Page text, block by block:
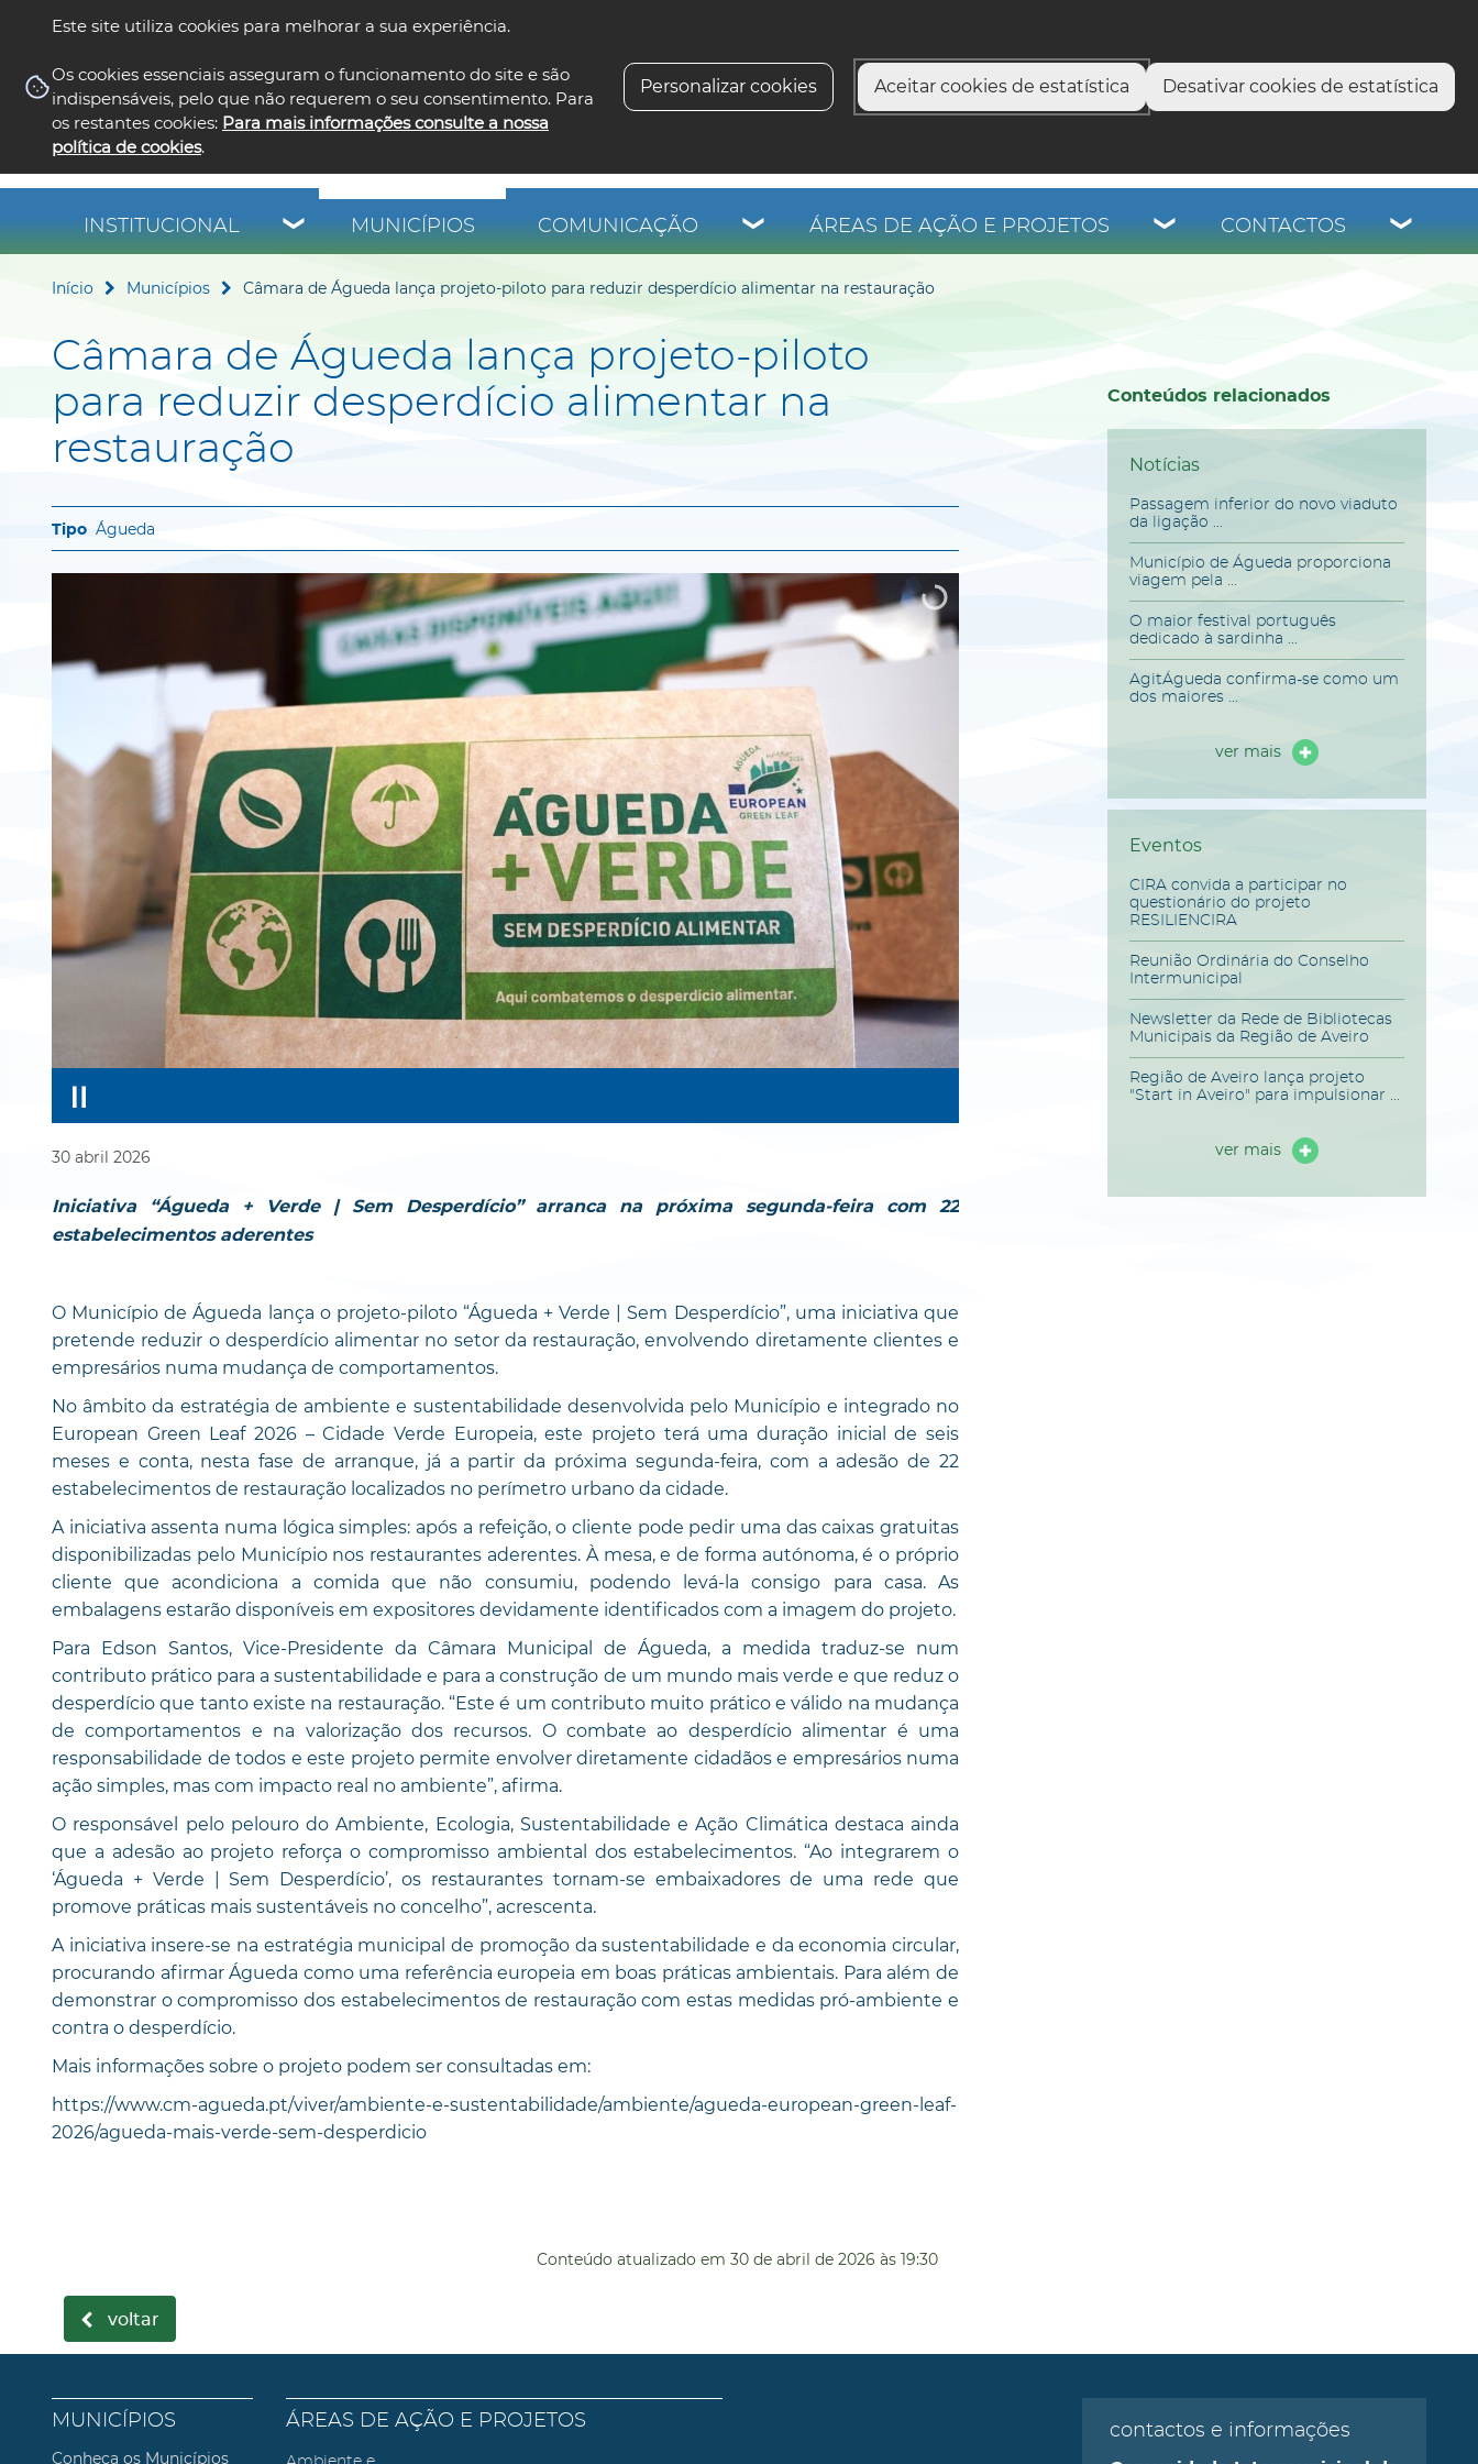
Este site utiliza cookies para melhorar a sua experiência.
Os cookies essenciais asseguram o funcionamento do site e são
indispensáveis, pelo que não requerem o seu consentimento. Para
os restantes cookies: Para mais informações consulte a nossa
política de cookies.
Personalizar cookies Aceitar cookies de estatística Desativar cookies de estatística
INSTITUCIONAL MUNICÍPIOS COMUNICAÇÃO ÁREAS DE AÇÃO E PROJETOS CONTACTOS
Início Municípios Câmara de Águeda lança projeto-piloto para reduzir desperdício alimentar na restauração
Câmara de Águeda lança projeto-piloto
para reduzir desperdício alimentar na
restauração
Águeda
30 abril 2026
Iniciativa “Águeda + Verde | Sem Desperdício” arranca na próxima segunda-feira com 22
estabelecimentos aderentes
O Município de Águeda lança o projeto-piloto “Águeda + Verde | Sem Desperdício”, uma iniciativa que
pretende reduzir o desperdício alimentar no setor da restauração, envolvendo diretamente clientes e
empresários numa mudança de comportamentos.
No âmbito da estratégia de ambiente e sustentabilidade desenvolvida pelo Município e integrado no
European Green Leaf 2026 – Cidade Verde Europeia, este projeto terá uma duração inicial de seis
meses e conta, nesta fase de arranque, já a partir da próxima segunda-feira, com a adesão de 22
estabelecimentos de restauração localizados no perímetro urbano da cidade.
A iniciativa assenta numa lógica simples: após a refeição, o cliente pode pedir uma das caixas gratuitas
disponibilizadas pelo Município nos restaurantes aderentes. À mesa, e de forma autónoma, é o próprio
cliente que acondiciona a comida que não consumiu, podendo levá-la consigo para casa. As
embalagens estarão disponíveis em expositores devidamente identificados com a imagem do projeto.
Para Edson Santos, Vice-Presidente da Câmara Municipal de Águeda, a medida traduz-se num
contributo prático para a sustentabilidade e para a construção de um mundo mais verde e que reduz o
desperdício que tanto existe na restauração. “Este é um contributo muito prático e válido na mudança
de comportamentos e na valorização dos recursos. O combate ao desperdício alimentar é uma
responsabilidade de todos e este projeto permite envolver diretamente cidadãos e empresários numa
ação simples, mas com impacto real no ambiente”, afirma.
O responsável pelo pelouro do Ambiente, Ecologia, Sustentabilidade e Ação Climática destaca ainda
que a adesão ao projeto reforça o compromisso ambiental dos estabelecimentos. “Ao integrarem o
‘Águeda + Verde | Sem Desperdício’, os restaurantes tornam-se embaixadores de uma rede que
promove práticas mais sustentáveis no concelho”, acrescenta.
A iniciativa insere-se na estratégia municipal de promoção da sustentabilidade e da economia circular,
procurando afirmar Águeda como uma referência europeia em boas práticas ambientais. Para além de
demonstrar o compromisso dos estabelecimentos de restauração com estas medidas pró-ambiente e
contra o desperdício.
Mais informações sobre o projeto podem ser consultadas em:
https://www.cm-agueda.pt/viver/ambiente-e-sustentabilidade/ambiente/agueda-european-green-leaf-
2026/agueda-mais-verde-sem-desperdicio
Conteúdos relacionados
Notícias
Passagem inferior do novo viaduto
da ligação ...
Município de Águeda proporciona
viagem pela ...
O maior festival português
dedicado à sardinha ...
AgitÁgueda confirma-se como um
dos maiores ...
ver mais
Eventos
CIRA convida a participar no
questionário do projeto
RESILIENCIRA
Reunião Ordinária do Conselho
Intermunicipal
Newsletter da Rede de Bibliotecas
Municipais da Região de Aveiro
Região de Aveiro lança projeto
"Start in Aveiro" para impulsionar ...
ver mais
Conteúdo atualizado em 30 de abril de 2026 às 19:30
voltar
MUNICÍPIOS
Conheça os Municípios
ÁREAS DE AÇÃO E PROJETOS contactos e informações